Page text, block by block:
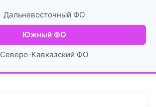
Дальневосточный ФО
Южный ФО
Северо-Кавказский ФО